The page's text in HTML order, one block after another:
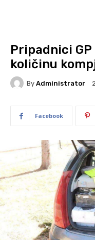
Pripadnici
količinu
By Administrator
Facebook